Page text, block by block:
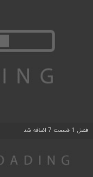
فصل 1 قسمت 7 اضافه شد